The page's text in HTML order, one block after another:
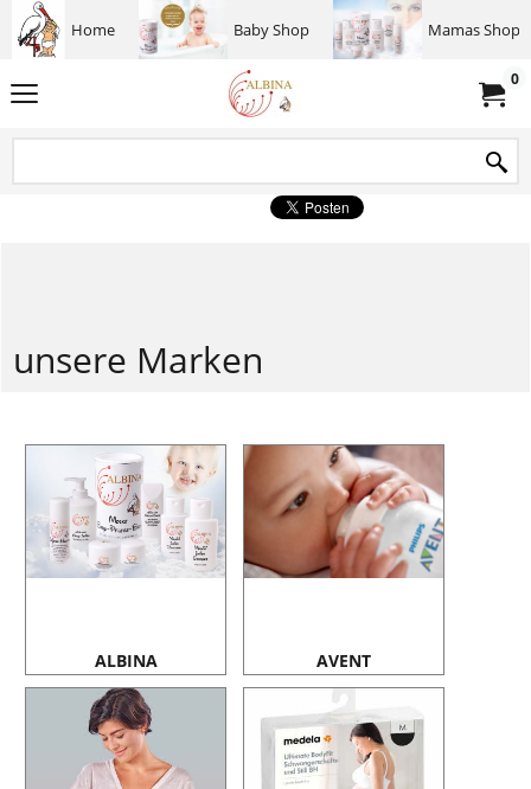
Home Baby Shop Mamas Shop
0
unsere Marken
ALBINA AVENT